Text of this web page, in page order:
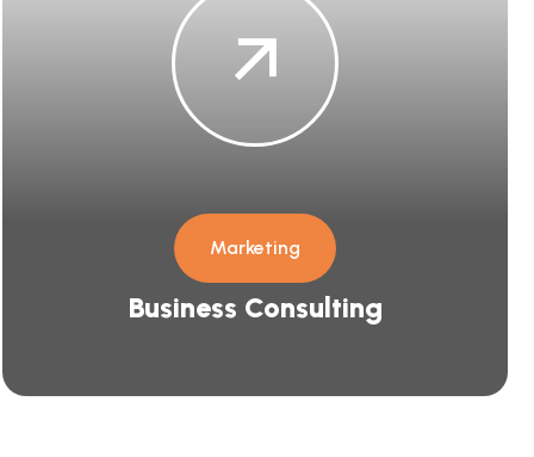
Marketing
Business Consulting